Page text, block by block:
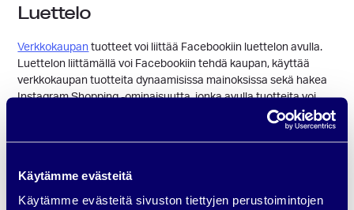
Käytämme evästeitä
Käytämme evästeitä sivuston tiettyjen perustoimintojen
Luettelo
Verkkokaupan tuotteet voi liittää Facebookiin luettelon avulla.
Luettelon liittämällä voi Facebookiin tehdä kaupan, käyttää
verkkokaupan tuotteita dynaamisissa mainoksissa sekä hakea
Instagram Shopping -ominaisuutta, jonka avulla tuotteita voi
Natiivimarkkinointi
Natiivimarkkinoinnilla tarkoitetaan mainosta, joka näyttää siltä,
kuin se olisi mainossivuston orgaanista sisältöä. Somekanavissa